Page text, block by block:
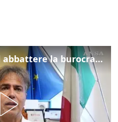
La fibra aiuta l'IA ad abbattere la burocrazia, progetto pilota in Veneto